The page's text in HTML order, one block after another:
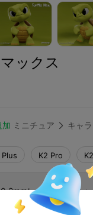
ックス
加 ミニチュア 
Plus K2 Pro K2
0.2mmレイヤー、2ウォ
 59m 19s 1 プ